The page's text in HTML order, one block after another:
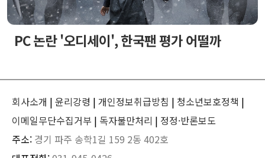
PC 논란 '오디세이', 한국팬 평가 어떨까
회사소개 | 윤리강령 | 개인정보취급방침 | 청소년보호정책 |
이메일무단수집거부 | 독자불만처리 | 정정·반론보도
주소: 경기 파주 송학1길 159 2동 402호